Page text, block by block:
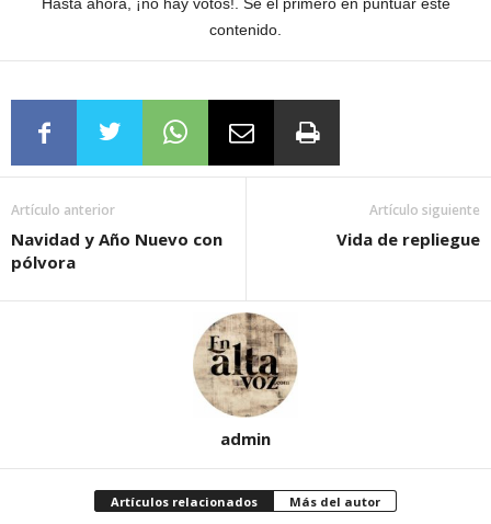
contenido.
Artículo anterior
Navidad y Año Nuevo con
pólvora
Artículo siguiente
Vida de repliegue
admin
Artículos relacionados Más del autor